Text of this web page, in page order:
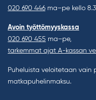
020 690 446 ma–pe kello
Avoin työttömyyskassa
020 690 455 ma–pe,
tarkemmat ajat A-kassan
Puheluista veloitetaan vain
matkapuhelinmaksu.